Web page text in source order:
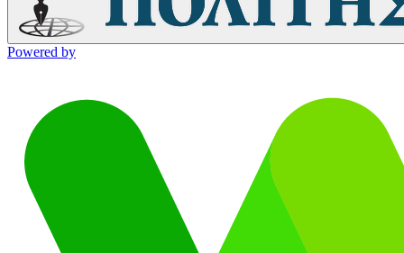
Powered by